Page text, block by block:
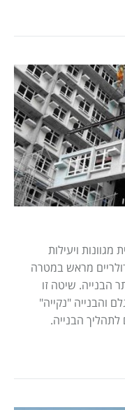
ויעילות
מראש במטרה
הבנייה. שיטה זו
והבנייה "נקייה"
לתהליך הבנייה.